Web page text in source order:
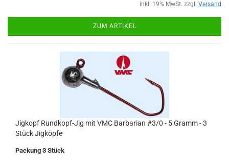
inkl. 19% MwSt. zzgl. Versand
ZUM ARTIKEL
Jigkopf Rundkopf-Jig mit VMC Barbarian #3/0 - 5 Gramm - 3
Stück Jigköpfe
Packung 3 Stück